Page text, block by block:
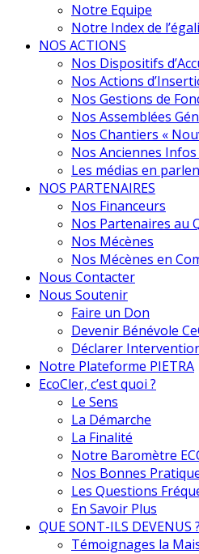
Notre Equipe
Notre Index de
NOS ACTIONS
Nos Dispositifs
Nos Actions
Nos Gestions de
Nos Assemblées
Nos Chantiers «
Nos Anciennes Infos
Les médias en
NOS PARTENAIRES
Nos Financeurs
Nos Partenaires au
Nos Mécènes
Nos Mécènes en
Nous Contacter
Nous Soutenir
Faire un Don
Devenir Bénévole
Déclarer
Notre Plateforme PIETRA
EcoCler, c’est quoi ?
Le Sens
La Démarche
La Finalité
Notre Baromètre
Nos Bonnes
Les Questions
En Savoir Plus
QUE SONT-ILS DEVENUS ?
Témoignages la